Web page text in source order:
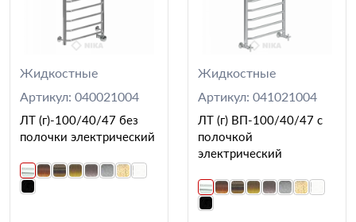
Жидкостные
Артикул: 040021004
ЛТ (г)-100/40/47 без
полочки электрический
Жидкостные
Артикул: 041021004
ЛТ (г) ВП-100/40/47 с
полочкой
электрический